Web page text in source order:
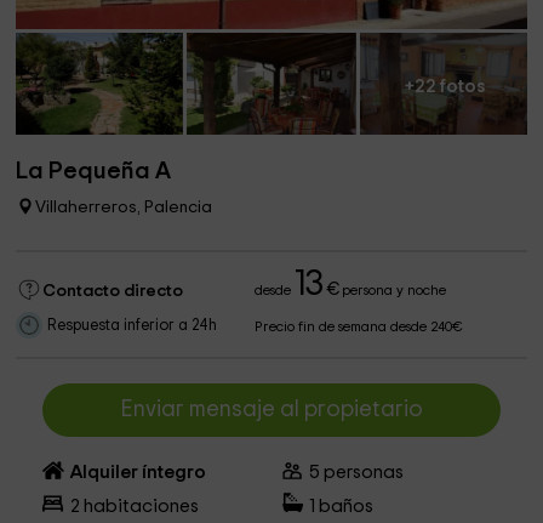
+22 fotos
La Pequeña A
Villaherreros, Palencia
Contacto directo desde 13 €persona y noche
Respuesta inferior a 24h Precio fin de semana desde 240€
Enviar mensaje al propietario
Alquiler íntegro 5 personas
2 habitaciones baños